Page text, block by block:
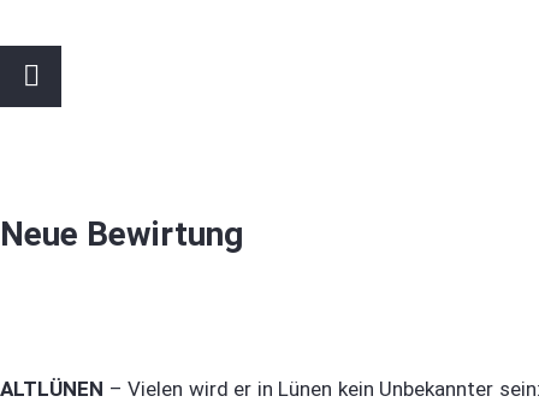
Neue Bewirtung
ALTLÜNEN – Vielen wird er in Lünen kein Unbekannter